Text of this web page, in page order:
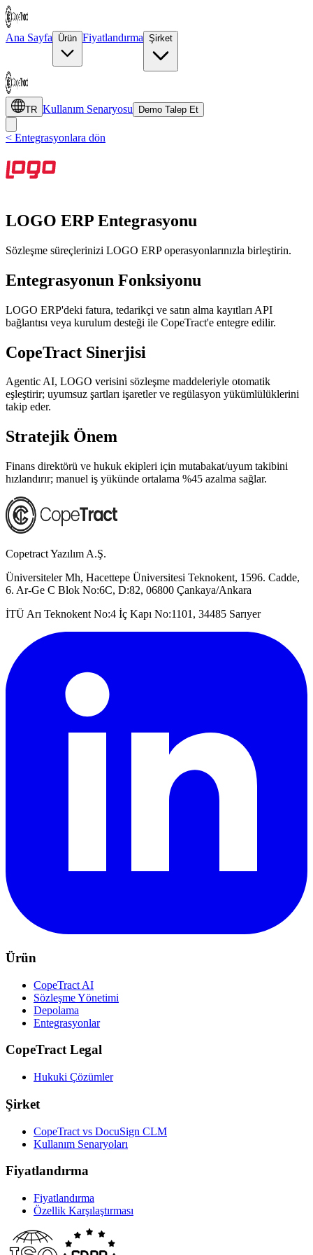
Ana Sayfa Ürün Fiyatlandırma Şirket
TR Kullanım Senaryosu Demo Talep Et
< Entegrasyonlara dön
LOGO ERP Entegrasyonu
Sözleşme süreçlerinizi LOGO ERP operasyonlarınızla birleştirin.
Entegrasyonun Fonksiyonu
LOGO ERP'deki fatura, tedarikçi ve satın alma kayıtları API
bağlantısı veya kurulum desteği ile CopeTract'e entegre edilir.
CopeTract Sinerjisi
Agentic AI, LOGO verisini sözleşme maddeleriyle otomatik
eşleştirir; uyumsuz şartları işaretler ve regülasyon yükümlülüklerini
takip eder.
Stratejik Önem
Finans direktörü ve hukuk ekipleri için mutabakat/uyum takibini
hızlandırır; manuel iş yükünde ortalama %45 azalma sağlar.
Copetract Yazılım A.Ş.
Üniversiteler Mh, Hacettepe Üniversitesi Teknokent, 1596. Cadde,
6. Ar-Ge C Blok No:6C, D:82, 06800 Çankaya/Ankara
İTÜ Arı Teknokent No:4 İç Kapı No:1101, 34485 Sarıyer
Ürün
CopeTract AI
Sözleşme Yönetimi
Depolama
Entegrasyonlar
CopeTract Legal
Hukuki Çözümler
Şirket
CopeTract vs DocuSign CLM
Kullanım Senaryoları
Fiyatlandırma
Fiyatlandırma
Özellik Karşılaştırması